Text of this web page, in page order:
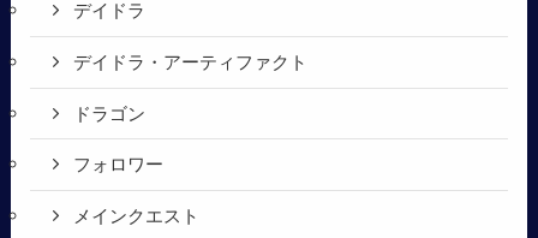
デイドラ
デイドラ・アーティファクト
ドラゴン
フォロワー
メインクエスト